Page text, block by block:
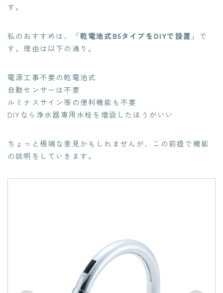
す。
私のおすすめは、「乾電池式B5タイプをDIYで設置 」で
す。理由は以下の通り。
電源工事不要の乾電池式
自動センサーは不要
ルミナスサイン等の便利機能も不要
DIYなら浄水器専用水栓を増設したほうがいい
ちょっと極端な意見かもしれませんが、この前提で機能
の説明をしていきます。